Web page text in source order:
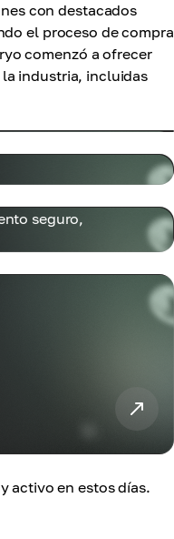
con destacados
el proceso de compra
comenzó a ofrecer
la industria, incluidas
seguro,
activo en estos días.